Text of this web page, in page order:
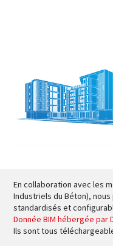
En collaboration avec les
Industriels du Béton),
standardisés et
Donnée BIM hébergée par
Ils sont tous